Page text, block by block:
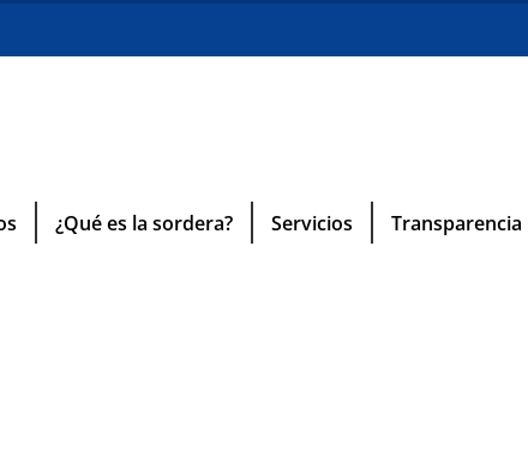
¿Qué es la sordera? Servicios Transparencia